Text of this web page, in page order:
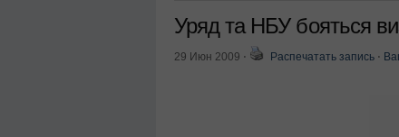
Уряд та НБУ бояться
29 Июн 2009 ⋅ Распечатать запись ⋅